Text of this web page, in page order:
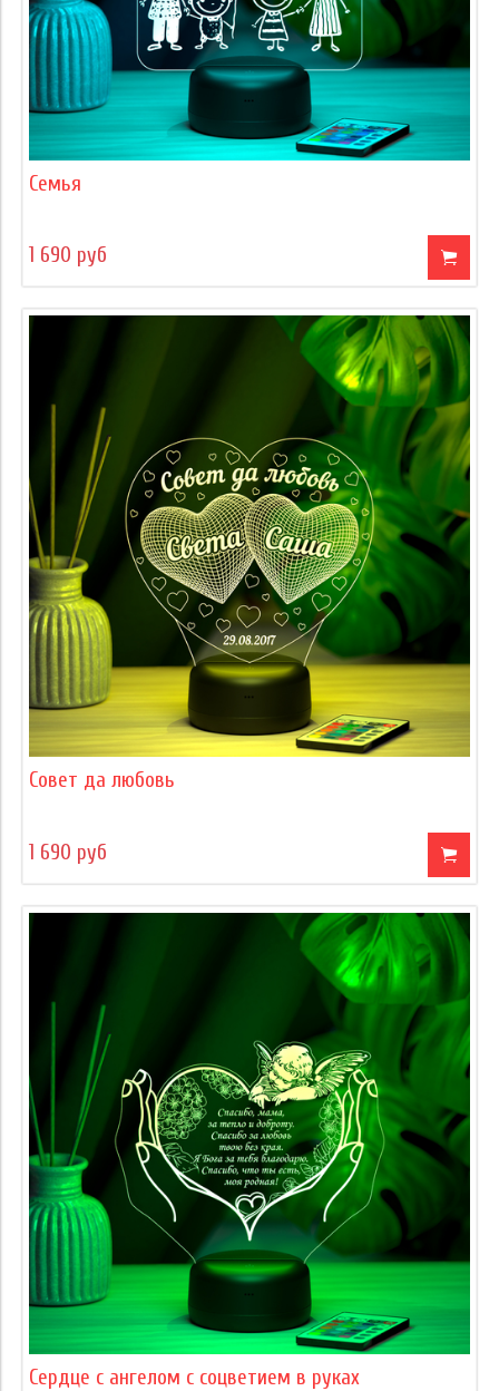
Семья
1 690 руб
Совет да любовь
1 690 руб
Сердце c ангелом с соцветием в руках